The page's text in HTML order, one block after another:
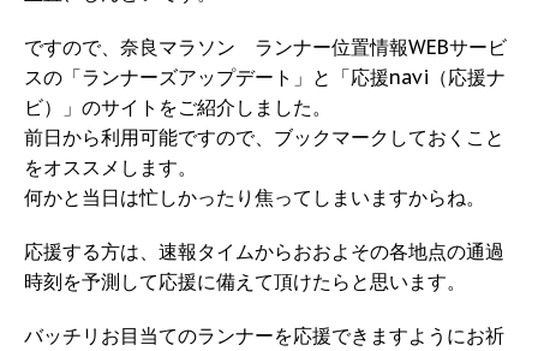
ですので、奈良マラソン ランナー位置情報WEBサービ
スの「ランナーズアップデート」と「応援navi（応援ナ
ビ）」のサイトをご紹介しました。
前日から利用可能ですので、ブックマークしておくこと
をオススメします。
何かと当日は忙しかったり焦ってしまいますからね。
応援する方は、速報タイムからおおよその各地点の通過
時刻を予測して応援に備えて頂けたらと思います。
バッチリお目当てのランナーを応援できますようにお祈